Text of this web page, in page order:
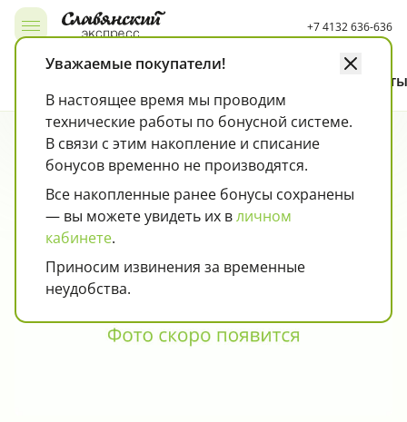
Открыть, закрыть меню +7 4132 636-636
Контакты
Страница товара
Пюре
Уважаемые покупатели!
В настоящее время мы проводим
технические работы по бонусной системе.
В связи с этим накопление и списание
бонусов временно не производятся.
Все накопленные ранее бонусы сохранены
— вы можете увидеть их вличном
кабинете.
Приносим извинения за временные
неудобства.